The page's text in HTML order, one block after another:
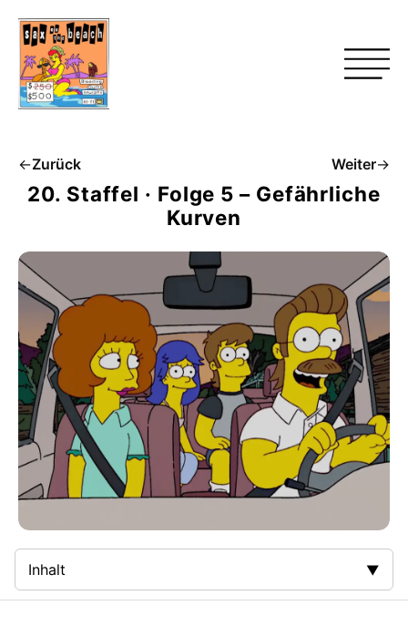
←Zurück Weiter→
20. Staffel · Folge 5 – Gefährliche
Kurven
Inhalt